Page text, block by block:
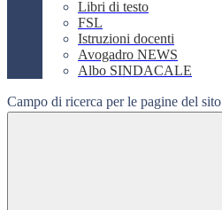
Libri di testo
FSL
Istruzioni docenti
Avogadro NEWS
Albo SINDACALE
Campo di ricerca per le pagine del sito